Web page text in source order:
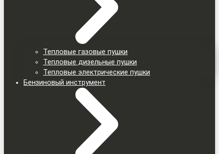
Тепловые газовые пушки
Тепловые дизельные пушки
Тепловые электрические пушки
Бензиновый инструмент